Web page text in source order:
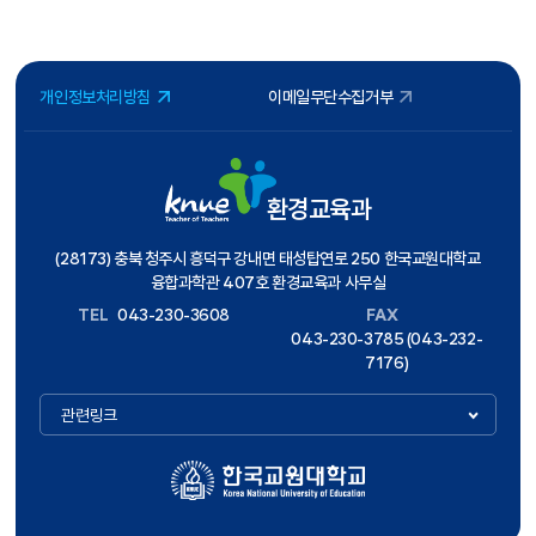
개인정보처리방침 이메일무단수집거부
환경교육과
(28173) 충북 청주시 흥덕구 강내면 태성탑연로 250 한국교원대학교
융합과학관 407호 환경교육과 사무실
TEL 043-230-3608
FAX
043-230-3785 (043-232-
7176)
관련링크